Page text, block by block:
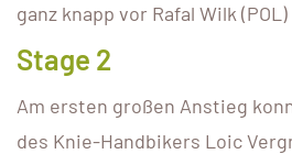
ganz knapp vor Rafal Wilk
Stage 2
Am ersten großen Anstieg
des Knie-Handbikers Loic